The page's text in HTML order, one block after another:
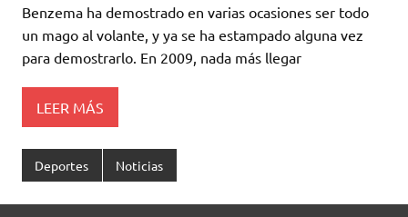
Benzema ha demostrado en varias ocasiones ser todo
un mago al volante, y ya se ha estampado alguna vez
para demostrarlo. En 2009, nada más llegar
LEER MÁS
Deportes Noticias